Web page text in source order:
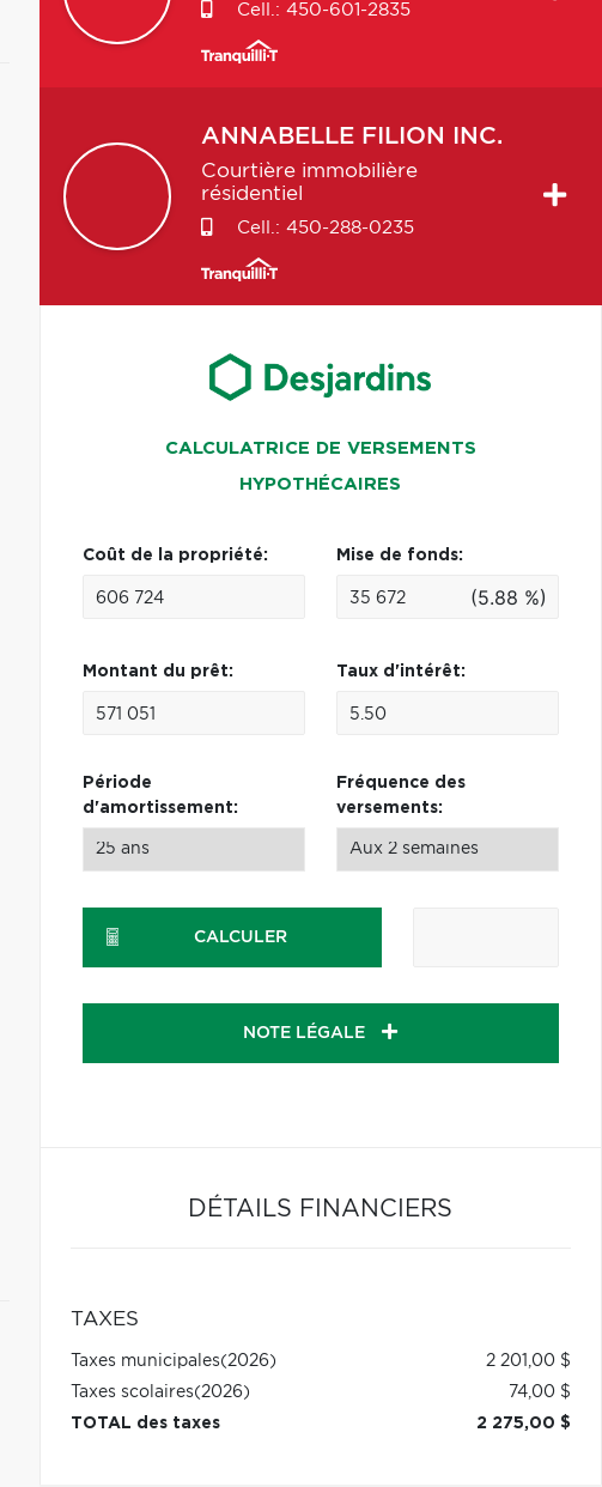
Cell.: 450-601-2835
ANNABELLE FILION INC.
Courtière immobilière
résidentiel
Cell.: 450-288-0235
CALCULATRICE DE VERSEMENTS
HYPOTHÉCAIRES
Coût de la propriété: Mise de fonds:
(5.88 %)
Montant du prêt: Taux d'intérêt:
Période
d'amortissement:
Fréquence des
versements:
CALCULER
NOTE LÉGALE
DÉTAILS FINANCIERS
TAXES
Taxes municipales(2026)
2 201,00 $
Taxes scolaires(2026)
74,00 $
TOTAL des taxes
2 275,00 $